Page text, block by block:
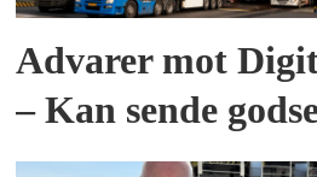
Advarer mot
– Kan sende